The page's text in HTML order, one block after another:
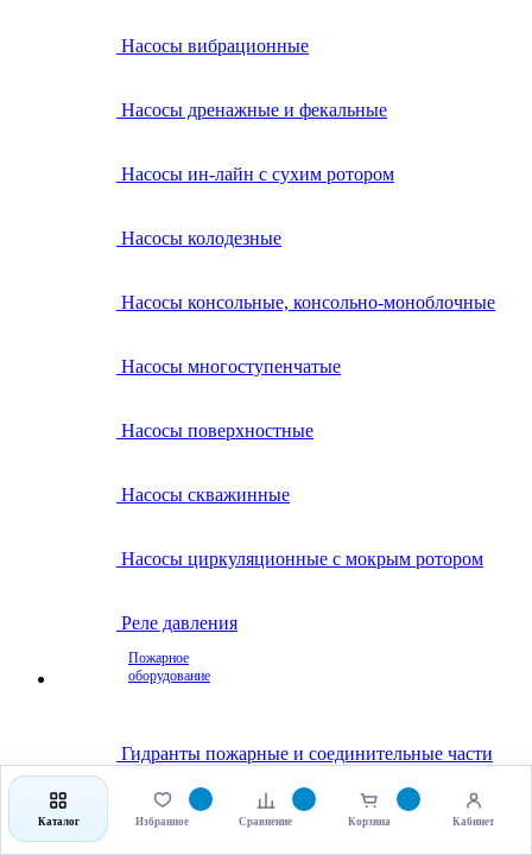
Насосы вибрационные
Насосы дренажные и фекальные
Насосы ин-лайн с сухим ротором
Насосы колодезные
Насосы консольные, консольно-моноблочные
Насосы многоступенчатые
Насосы поверхностные
Насосы скважинные
Насосы циркуляционные с мокрым ротором
Реле давления
Пожарное
оборудование
Гидранты пожарные и соединительные части
Клапаны пожарные
Каталог Избранное Сравнение Корзина Кабинет